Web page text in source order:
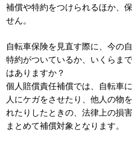
補償や特約をつけられるほか、
せん。
自転車保険を見直す際に、今の
特約がついているか、いくらま
はありますか？
個人賠償責任補償では、自転車
人にケガをさせたり、他人の物
れたりしたときの、法律上の損
まとめて補償対象となります。